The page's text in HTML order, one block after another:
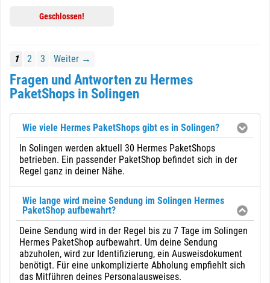
Geschlossen!
1 2 3 Weiter →
Fragen und Antworten zu Hermes
PaketShops in Solingen
Wie viele Hermes PaketShops gibt es in Solingen?
In Solingen werden aktuell 30 Hermes PaketShops
betrieben. Ein passender PaketShop befindet sich in der
Regel ganz in deiner Nähe.
Wie lange wird meine Sendung im Solingen Hermes
PaketShop aufbewahrt?
Deine Sendung wird in der Regel bis zu 7 Tage im Solingen
Hermes PaketShop aufbewahrt. Um deine Sendung
abzuholen, wird zur Identifizierung, ein Ausweisdokument
benötigt. Für eine unkomplizierte Abholung empfiehlt sich
das Mitführen deines Personalausweises.